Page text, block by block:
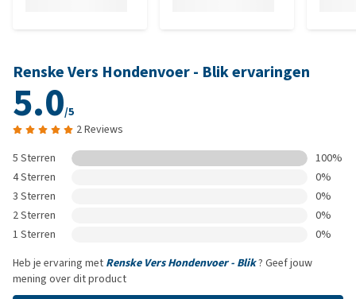
Renske Vers Hondenvoer - Blik ervaringen
5.0/5
2 Reviews
5 Sterren
100%
4 Sterren
0%
3 Sterren
0%
2 Sterren
0%
1 Sterren
0%
Heb je ervaring met Renske Vers Hondenvoer - Blik? Geef jouw
mening over dit product